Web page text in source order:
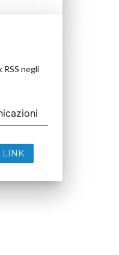
RSS negli
LINK